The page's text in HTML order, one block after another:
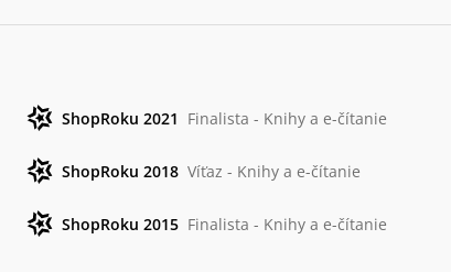
ShopRoku 2021 Finalista - Knihy a e-čítanie
ShopRoku 2018 Víťaz - Knihy a e-čítanie
ShopRoku 2015 Finalista - Knihy a e-čítanie